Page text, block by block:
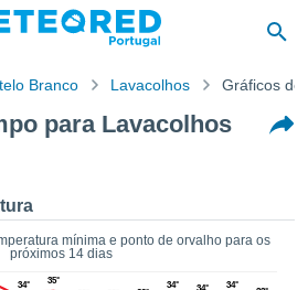
Branco Lavacolhos Gráficos de
para Lavacolhos
mínima e ponto de orvalho para os
próximos 14 dias
34°
35°
34° 34°